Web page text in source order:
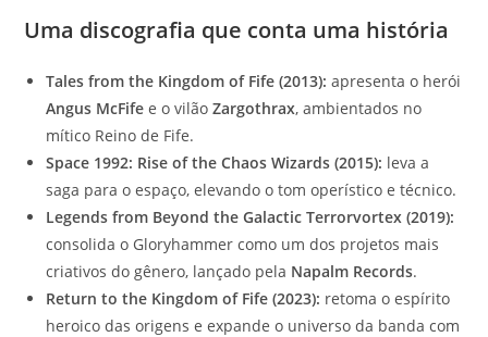
Uma discografia que conta uma história
Tales from the Kingdom of Fife (2013): apresenta o herói
Angus McFife e o vilãoZargothrax, ambientados no
mítico Reino de Fife.
Space 1992: Rise of the Chaos Wizards (2015): leva a
saga para o espaço, elevando o tom operístico e técnico.
Legends from Beyond the Galactic Terrorvortex (2019):
consolida o Gloryhammer como um dos projetos mais
criativos do gênero, lançado pela Napalm Records.
Return to the Kingdom of Fife (2023): retoma o espírito
heroico das origens e expande o universo da banda com